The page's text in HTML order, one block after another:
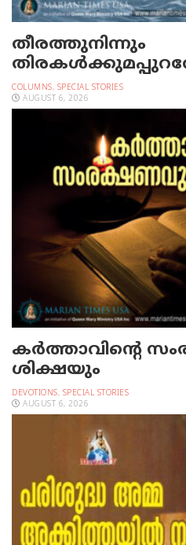
തീരത്തുനിന്നും
COLUMNS, SPECIAL STORIES
AUGUST 6, 2026
കർത്താവിന്റെ
ശിക്ഷയും
DEVOTIONS, SPECIAL STORIES
AUGUST 6, 2026